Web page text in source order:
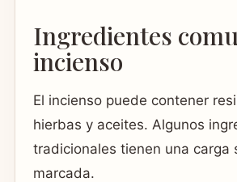
Ingredientes
incienso
El incienso puede contener
hierbas y aceites. Algunos
tradicionales tienen una carga
marcada.